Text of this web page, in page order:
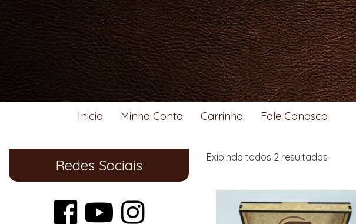
Inicio Minha Conta Carrinho Fale Conosco
Redes Sociais Exibindo todos 2 resultados